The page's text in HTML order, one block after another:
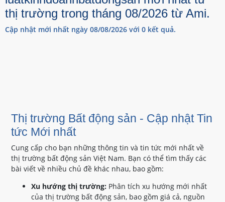
thị trường trong tháng 08/2026 từ Ami.
Cập nhật mới nhất ngày 08/08/2026 với 0 kết quả.
Thị trường Bất động sản - Cập nhật Tin
tức Mới nhất
Cung cấp cho bạn những thông tin và tin tức mới nhất về
thị trường bất động sản Việt Nam. Bạn có thể tìm thấy các
bài viết về nhiều chủ đề khác nhau, bao gồm:
Xu hướng thị trường: Phân tích xu hướng mới nhất
của thị trường bất động sản, bao gồm giá cả, nguồn